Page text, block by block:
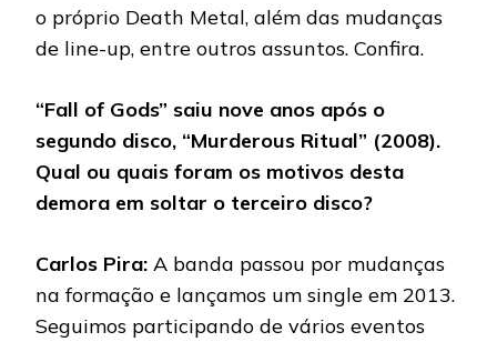
o próprio Death Metal, além das mudanças
de line-up, entre outros assuntos. Confira.
“Fall of Gods” saiu nove anos após o
segundo disco, “Murderous Ritual” (2008).
Qual ou quais foram os motivos desta
demora em soltar o terceiro disco?
Carlos Pira: A banda passou por mudanças
na formação e lançamos um single em 2013.
Seguimos participando de vários eventos